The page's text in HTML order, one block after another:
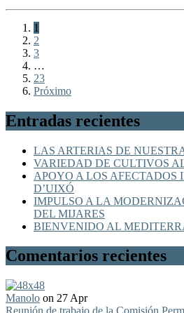
1
2
3
…
23
Próximo
Entradas recientes
LAS ARTERIAS DE
VARIEDAD DE CULTIVOS
APOYO A LOS
D’UIXÓ
IMPULSO A LA
DEL MIJARES
BIENVENIDO AL
Comentarios recientes
Manolo on 27 Apr